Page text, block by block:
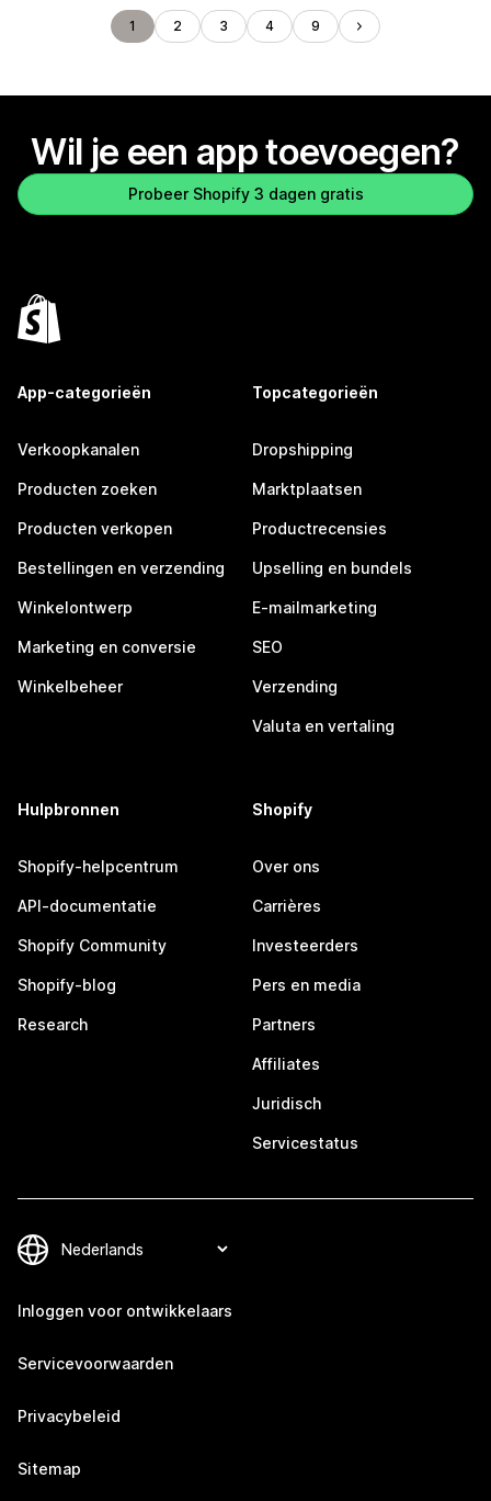
1 2 3 4 9
Wil je een app toevoegen?
Probeer Shopify 3 dagen gratis
App-categorieën
Verkoopkanalen
Producten zoeken
Producten verkopen
Bestellingen en verzending
Winkelontwerp
Marketing en conversie
Winkelbeheer
Topcategorieën
Dropshipping
Marktplaatsen
Productrecensies
Upselling en bundels
E-mailmarketing
SEO
Verzending
Valuta en vertaling
Hulpbronnen
Shopify-helpcentrum
API-documentatie
Shopify Community
Shopify-blog
Research
Shopify
Over ons
Carrières
Investeerders
Pers en media
Partners
Affiliates
Juridisch
Servicestatus
Inloggen voor ontwikkelaars
Servicevoorwaarden
Privacybeleid
Sitemap